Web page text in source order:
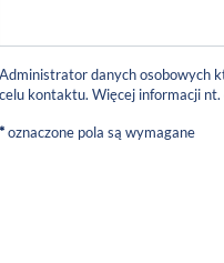
Administrator danych osobowych
celu kontaktu. Więcej informacji
*oznaczone pola są wymagane